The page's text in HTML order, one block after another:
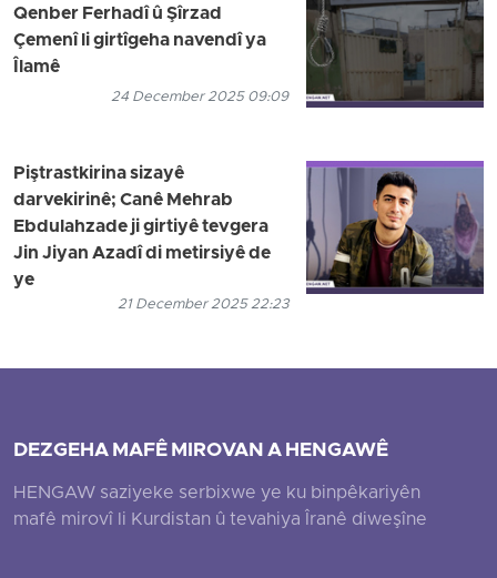
Qenber Ferhadî û Şîrzad
Çemenî li girtîgeha navendî ya
Îlamê
24 December 2025 09:09
Piştrastkirina sizayê
darvekirinê; Canê Mehrab
Ebdulahzade ji girtiyê tevgera
Jin Jiyan Azadî di metirsiyê de
ye
21 December 2025 22:23
DEZGEHA MAFÊ MIROVAN A HENGAWÊ
HENGAW saziyeke serbixwe ye ku binpêkariyên
mafê mirovî li Kurdistan û tevahiya Îranê diweşîne